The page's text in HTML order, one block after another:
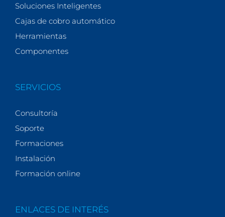
Soluciones Inteligentes
Cajas de cobro automático
Herramientas
Componentes
SERVICIOS
Consultoría
Soporte
Formaciones
Instalación
Formación online
ENLACES DE INTERÉS